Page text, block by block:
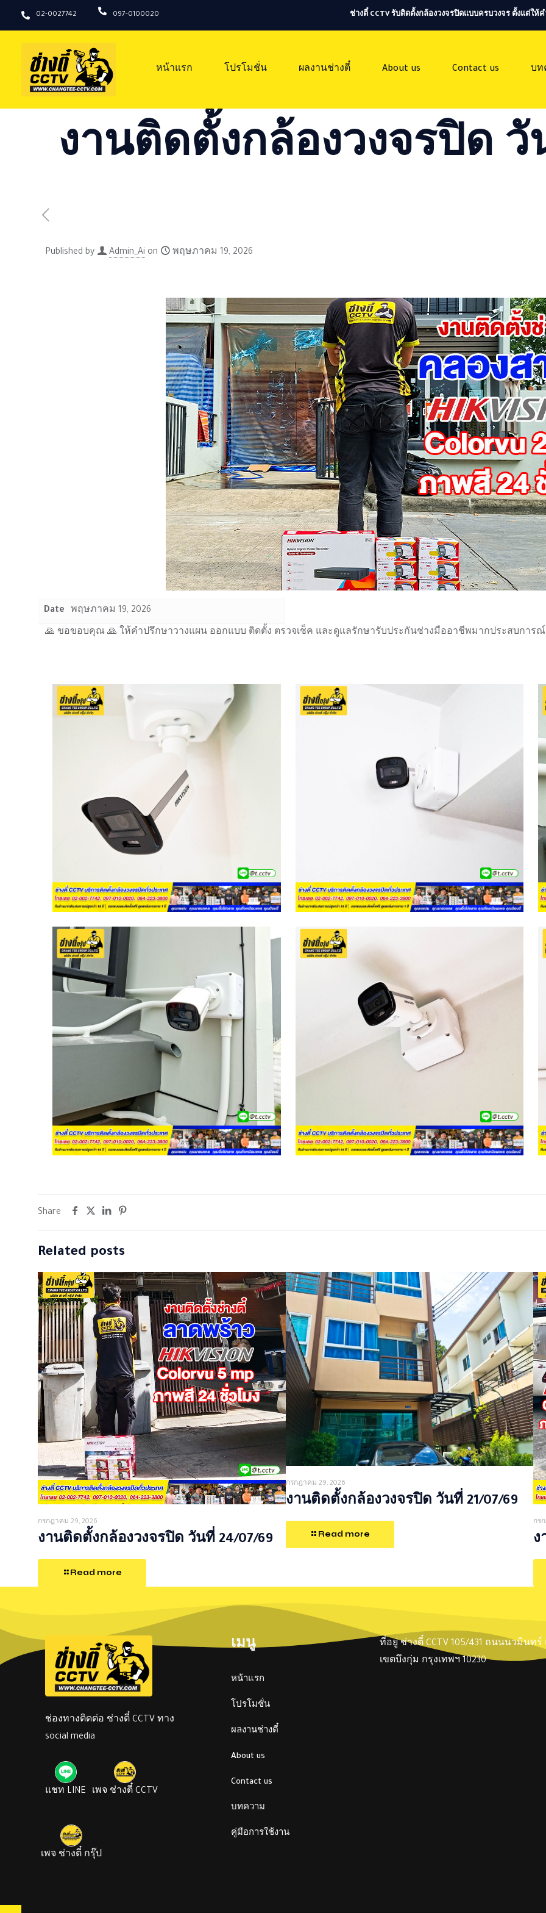
02-0027742 097-0100020 ช่างตี๋ CCTV รับติดตั้งกล้องวงจรปิดแบบครบวงจร ตั้งแต่
หน้าแรก โปรโมชั่น ผลงานช่างตี๋ About us Contact us บท
งานติดตั้งกล้องวงจรปิด วั
Published by Admin_Ai on พฤษภาคม 19, 2026
Date พฤษภาคม 19, 2026
🙏 ขอขอบคุณ 🙏 ให้คำปรึกษาวางแผน ออกแบบ ติดตั้ง ตรวจเช็ค และดูแลรักษารับประกันช่างมืออาชีพมากประสบการณ์
Share
Related posts
กรกฎาคม 29, 2026
งานติดตั้งกล้องวงจรปิด วันที่ 24/07/69
Read more
กรกฎาคม 29, 2026
งานติดตั้งกล้องวงจรปิด วันที่ 21/07/69
Read more
กร
ง
ช่องทางติดต่อ ช่างตี๋ CCTV ทาง
social media
แชท LINE เพจ ช่างตี๋ CCTV
เพจ ช่างตี๋ กรุ๊ป
เมนู
หน้าแรก
โปรโมชั่น
ผลงานช่างตี๋
About us
Contact us
บทความ
คู่มือการใช้งาน
ที่อยู่ ช่างตี๋ CCTV 105/431 ถนนนวมินท
เขตบึงกุ่ม กรุงเทพฯ 10230